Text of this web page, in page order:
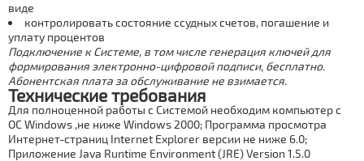
виде
контролировать состояние ссудных счетов, погашение и
уплату процентов
Подключение к Системе, в том числе генерация ключей для
формирования электронно-цифровой подписи, бесплатно.
Абонентская плата за обслуживание не взимается.
Технические требования
Для полноценной работы с Системой необходим компьютер с
ОС Windows ,не ниже Windows 2000; Программа просмотра
Интернет-страниц Internet Explorer версии не ниже 6.0;
Приложение Java Runtime Environment (JRE) Version 1.5.0